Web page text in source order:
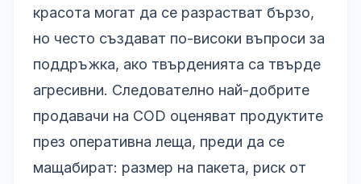
красота могат да се разрастват бързо,
но често създават по-високи въпроси за
поддръжка, ако твърденията са твърде
агресивни. Следователно най-добрите
продавачи на COD оценяват продуктите
през оперативна леща, преди да се
мащабират: размер на пакета, риск от